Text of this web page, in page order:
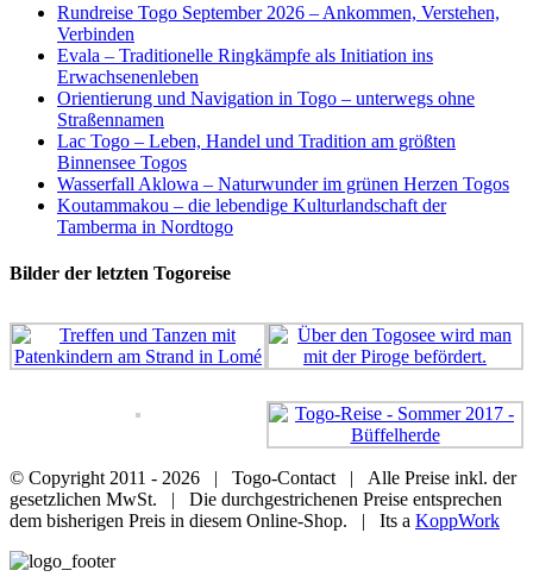
Rundreise Togo September 2026 – Ankommen, Verstehen,
Verbinden
Evala – Traditionelle Ringkämpfe als Initiation ins
Erwachsenenleben
Orientierung und Navigation in Togo – unterwegs ohne
Straßennamen
Lac Togo – Leben, Handel und Tradition am größten
Binnensee Togos
Wasserfall Aklowa – Naturwunder im grünen Herzen Togos
Koutammakou – die lebendige Kulturlandschaft der
Tamberma in Nordtogo
Bilder der letzten Togoreise
© Copyright 2011 - 2026 | Togo-Contact | Alle Preise inkl. der
gesetzlichen MwSt. | Die durchgestrichenen Preise entsprechen
dem bisherigen Preis in diesem Online-Shop. | Its a KoppWork